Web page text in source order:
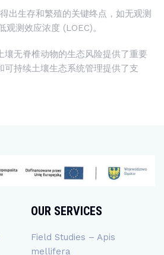
出生存和繁殖的关键终点，如无观测
测效应浓度 (LOEC)。
壤无脊椎动物的生态风险提供了重要
可持续土壤生态系统管理提供了支
OUR SERVICES
Field Studies – Apis
mellifera